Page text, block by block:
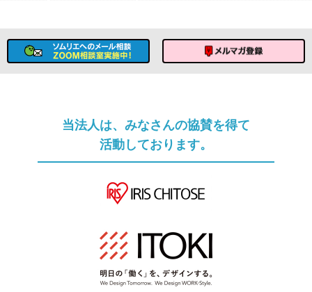
当法人は、みなさんの協賛を得て
活動しております。